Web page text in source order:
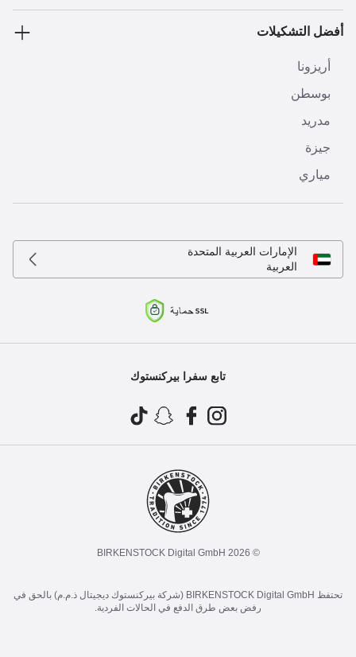
أفضل التشكيلات
أريزونا
بوسطن
مدريد
جيزة
مياري
الإمارات العربية المتحدة
العربية
تابع سفرا بيركنستوك
© 2026 BIRKENSTOCK Digital GmbH
تحتفظ BIRKENSTOCK Digital GmbH (شركة بيركنستوك ديجيتال ذ.م.م) بالحق في
رفض بعض طرق الدفع في الحالات الفردية.